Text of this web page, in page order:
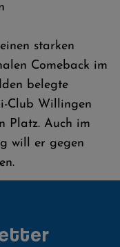
starken
Comeback im
belegte
Club Willingen
Platz. Auch im
will er gegen